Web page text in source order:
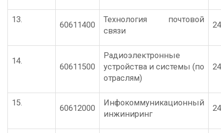
13.
60611400
Технология почтовой
связи
14.
60611500
Радиоэлектронные
устройства и системы (по
отраслям)
15.
60612000
Инфокоммуникационный
инжиниринг